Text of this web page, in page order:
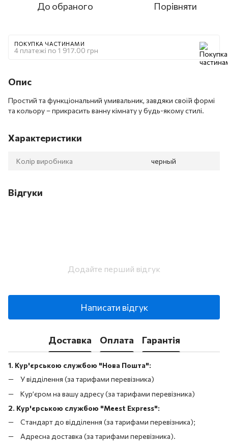
До обраного Порівняти
ПОКУПКА ЧАСТИНАМИ
4 платежі по 1 917.00 грн
Опис
Простий та функціональний умивальник, завдяки своїй формі
та кольору – прикрасить ванну кімнату у будь-якому стилі.
Характеристики
Колір виробника черный
Відгуки
Додайте перший відгук
Написати відгук
Доставка Оплата Гарантія
1. Кур'єрською службою "Нова Пошта":
У відділення (за тарифами перевізника)
Кур’єром на вашу адресу (за тарифами перевізника)
2. Кур'єрською службою "Meest Express":
Стандарт до відділення (за тарифами перевізника);
Адресна доставка (за тарифами перевізника).